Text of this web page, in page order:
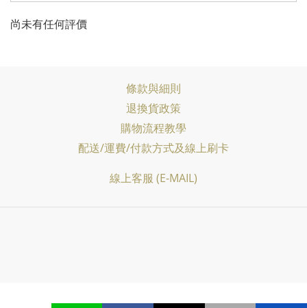
尚未有任何評價
條款與細則
退換貨政策
購物流程教學
配送/運費/付款方式及線上刷卡
線上客服 (E-MAIL)